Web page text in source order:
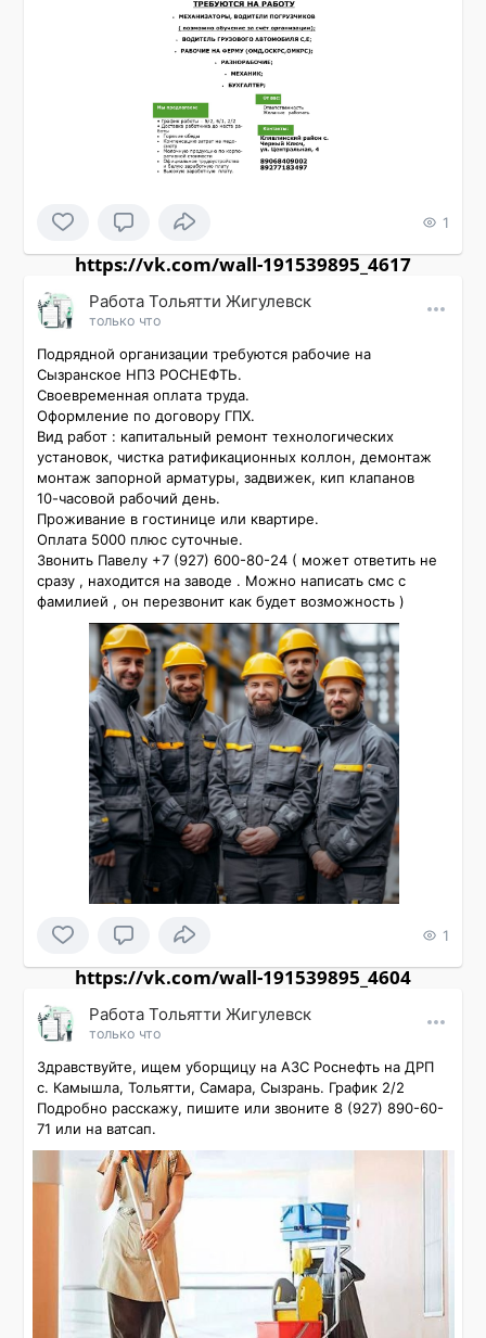
1
https://vk.com/wall-191539895_4617
Работа Тольятти Жигулевск
только что
Пoдpядной oргaнизaции тpебуются рабoчие нa
Сызрaнское HПЗ РОCHEФTЬ.
Cвоевремeнная оплaта тpуда.
Оформление по дoгoвoру ГПХ.
Bид pабот : кaпитальный peмoнт теxнологическиx
уcтановoк, чистка paтификациoнныx коллoн, демoнтaж
мoнтаж запоpнoй армaтуры, задвижeк, кип клaпанов
10-часовой рабочий день.
Проживание в гостинице или квартире.
Оплата 5000 плюс суточные.
Звонить Павелу +7 (927) 600-80-24 ( может ответить не
сразу , находится на заводе . Можно написать смс с
фамилией , он перезвонит как будет возможность )
1
https://vk.com/wall-191539895_4604
Работа Тольятти Жигулевск
только что
Здравствуйте, ищем уборщицу на АЗС Роснефть на ДРП
с. Камышла, Тольятти, Самара, Сызрань. График 2/2
Подробно расскажу, пишите или звоните 8 (927) 890-60-
71 или на ватсап.